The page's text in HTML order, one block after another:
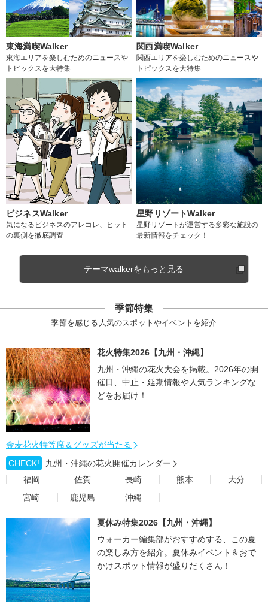
東海満喫Walker
東海エリアを楽しむためのニュースや
トピックスを大特集
関西満喫Walker
関西エリアを楽しむためのニュースや
トピックスを大特集
ビジネスWalker
気になるビジネスのアレコレ、ヒット
の裏側を徹底調査
星野リゾートWalker
星野リゾートが運営する多彩な施設の
最新情報をチェック！
テーマwalkerをもっと見る
季節特集
季節を感じる人気のスポットやイベントを紹介
花火特集2026【九州・沖縄】
九州・沖縄の花火大会を掲載。2026年の開
催日、中止・延期情報や人気ランキングな
どをお届け！
金麦花火特等席＆グッズが当たる
CHECK!
九州・沖縄の花火開催カレンダー
福岡
佐賀 長崎 熊本
大分
宮崎
鹿児島 沖縄
夏休み特集2026【九州・沖縄】
ウォーカー編集部がおすすめする、この夏
の楽しみ方を紹介。夏休みイベント＆おで
かけスポット情報が盛りだくさん！